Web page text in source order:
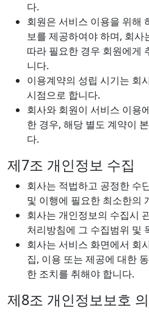
다.
회원은 서비스 이용을 위해
보를 제공하여야 하며, 회사
따라 필요한 경우 회원에게
니다.
이용계약의 성립 시기는 회
시점으로 합니다.
회사와 회원이 서비스 이용
한 경우, 해당 별도 계약이
다.
제7조 개인정보 수집
회사는 적법하고 공정한 수
및 이행에 필요한 최소한의
회사는 개인정보의 수집시
처리방침에 그 수집범위 및
회사는 서비스 화면에서 회
집, 이용 또는 제공에 대한
한 조치를 취해야 합니다.
제8조 개인정보보호